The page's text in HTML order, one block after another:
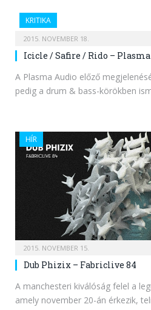
KRITIKA
2015. NOVEMBER 18.
Icicle / Safire / Rido – Plasma
A Plasma Audio előző
pedig a drum & bass-körökben
HÍR
2015. NOVEMBER 15.
Dub Phizix – Fabriclive 84
A manchesteri kiválóság felel a
amely november 20-án érkezik,